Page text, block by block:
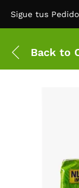
Sigue tus
Back to